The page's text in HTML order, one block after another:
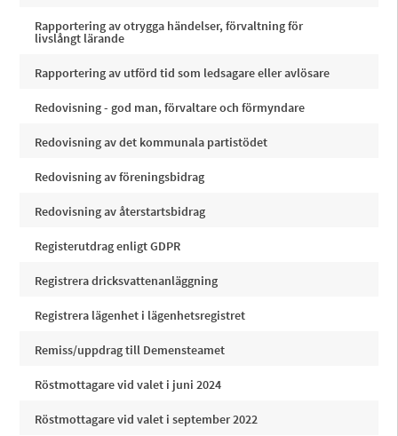
Rapportering av otrygga händelser, förvaltning för
livslångt lärande
Rapportering av utförd tid som ledsagare eller avlösare
Redovisning - god man, förvaltare och förmyndare
Redovisning av det kommunala partistödet
Redovisning av föreningsbidrag
Redovisning av återstartsbidrag
Registerutdrag enligt GDPR
Registrera dricksvattenanläggning
Registrera lägenhet i lägenhetsregistret
Remiss/uppdrag till Demensteamet
Röstmottagare vid valet i juni 2024
Röstmottagare vid valet i september 2022